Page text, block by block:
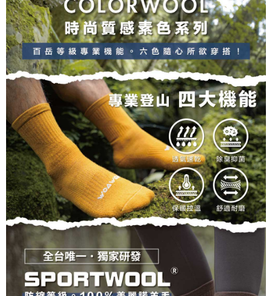
1. Perkhidmatan ini disediakan oleh Taiwan Mobile, pengguna telefon
mudah alih boleh segera menggunakan tanpa perlu memohon lagi.
(Hanya untuk nombor langganan peribadi, tidak terbuka untuk syarikat
dan kad prabayar)
2. Pilihan kaedah pembayaran "Pembayaran Ansuran Gogo", selepas
pesanan ditubuhkan, akan secara automatik dialihkan ke proses
transaksi Gogo, selepas pengesahan nombor telefon, pilih bilangan
ansuran yang diingini, tarikh akhir pembayaran, dan setelah
mengesahkan pembayaran, transaksi akan selesai.
3. Jumlah kelulusan sebenar, bilangan ansuran dan jumlah bayaran
adalah berdasarkan halaman pengesahan transaksi seterusnya.
4. Dalam masa 30 minit selepas pesanan ditubuhkan, jika tidak pergi
untuk mengesahkan transaksi atau jika tidak lulus semakan, pesanan
akan dibatalkan secara automatik. Jika terdapat situasi "pindah untuk
semakan khusus" yang tidak lulus, ini menunjukkan bahawa sistem
penilaian tidak mencukupi, tiada penjelasan mengenai kandungan
penilaian boleh diberikan.
【Penerangan Kaedah Pembayaran】
1. Pembayaran ansuran tidak digabungkan dalam bil telekomunikasi,
"Pembayaran Ansuran Gogo" akan menghantar SMS peringatan
pembayaran selepas tarikh penyelesaian bulanan.
2. Melalui pautan SMS untuk membuka bil, anda boleh memilih untuk
membayar melalui "Kod bar kedai serbaneka / Kedai rasmi Taiwan
Mobile / Pemindahan bank / Pembayaran J街口 / iPASS MONEY" dan
saluran lain.
Sila hubungi NP Taiwan Inc. dics_tw@netprotections.co.jpjika anda
mempunyai sebarang kebimbangan mengenai pemprosesan dan
penggunaan pada data peribadi. Jika anda tidak bersetuju dengan data
peribadi yang disenaraikan seperti di atas akan dikumpul dan digunakan
oleh AFTEE, sila jangan gunakan perkhidmatan ini.